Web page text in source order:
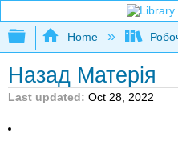
Expand/collapse
Home
Назад Матерія
Last updated Oct 28, 2022